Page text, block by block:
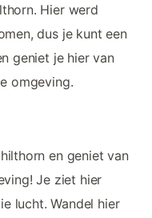
Hier werd
dus je kunt een
geniet je hier van
omgeving.
en geniet van
Je ziet hier
lucht. Wandel hier